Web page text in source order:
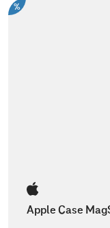
%
Apple Case